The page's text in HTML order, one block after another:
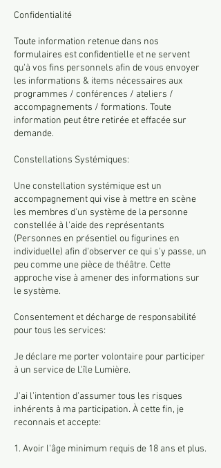
Confidentialité
Toute information retenue dans nos
formulaires est confidentielle et ne servent
qu'à vos fins personnels afin de vous envoyer
les informations & items nécessaires aux
programmes / conférences / ateliers /
accompagnements / formations. Toute
information peut être retirée et effacée sur
demande.
Constellations Systémiques:
Une constellation systémique est un
accompagnement qui vise à mettre en scène
les membres d'un système de la personne
constellée à l'aide des représentants
(Personnes en présentiel ou figurines en
individuelle) afin d'observer ce qui s'y passe, un
peu comme une pièce de théâtre. Cette
approche vise à amener des informations sur
le système.
Consentement et décharge de responsabilité
pour tous les services:
Je déclare me porter volontaire pour participer
à un service de L'île Lumière.
J’ai l’intention d’assumer tous les risques
inhérents à ma participation. À cette fin, je
reconnais et accepte:
1. Avoir l'âge minimum requis de 18 ans et plus.